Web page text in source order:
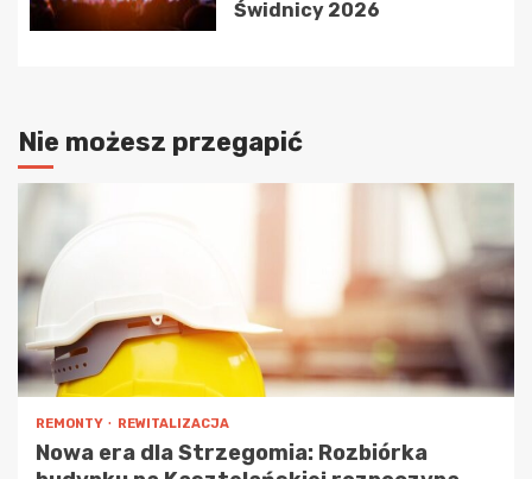
Świdnicy 2026
Nie możesz przegapić
REMONTY REWITALIZACJA
Nowa era dla Strzegomia: Rozbiórka